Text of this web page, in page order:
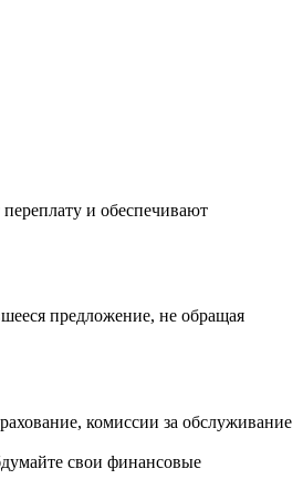
и обеспечивают
предложение, не обращая
комиссии за обслуживание
свои финансовые